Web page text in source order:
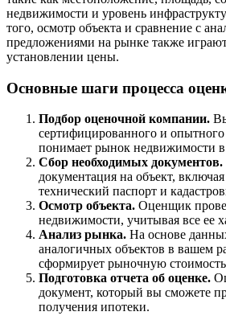
недвижимости и уровень
того, осмотр объекта и сравнение с
предложениями на рынке также
установлении цены.
Основные шаги процесса
Подбор оценочной компании.
сертифицированного и
понимает рынок недвижимости
Сбор необходимых документов.
документация на объект,
технический паспорт и
Осмотр объекта. Оценщик
недвижимости, учитывая все ее
Анализ рынка. На основе
аналогичных объектов в вашем
сформирует рыночную
Подготовка отчета об оценке.
документ, который вы сможете
получения ипотеки.